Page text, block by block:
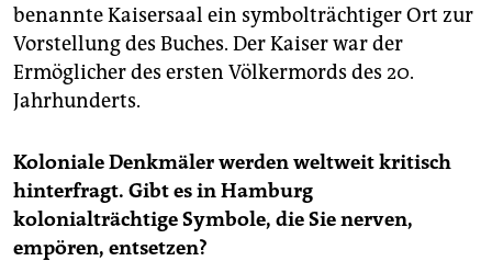
benannte Kaisersaal ein symbolträchtiger Ort zur
Vorstellung des Buches. Der Kaiser war der
Ermöglicher des ersten Völkermords des 20.
Jahrhunderts.
Koloniale Denkmäler werden weltweit kritisch
hinterfragt. Gibt es in Hamburg
kolonialträchtige Symbole, die Sie nerven,
empören, entsetzen?